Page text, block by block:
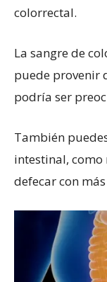
colorrectal.
La sangre de
puede provenir
podría ser
También
intestinal,
defecar con